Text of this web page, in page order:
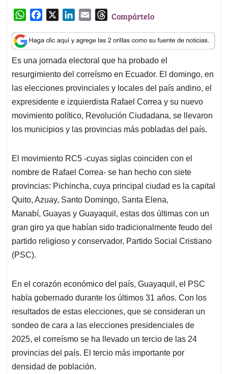
W
a
t
s
A
p
p
c
e
b
o
o
k
n
k
e
d
I
n
a
i
l
T
r
e
a
d
s
Compártelo
Es una jornada electoral que ha probado el
resurgimiento del correísmo en Ecuador. El domingo, en
las elecciones provinciales y locales del país andino, el
expresidente e izquierdista Rafael Correa y su nuevo
movimiento político, Revolución Ciudadana, se llevaron
los municipios y las provincias más pobladas del país.
El movimiento RC5 -cuyas siglas coinciden con el
nombre de Rafael Correa- se han hecho con siete
provincias: Pichincha, cuya principal ciudad es la capital
Quito, Azuay, Santo Domingo, Santa Elena,
Manabí, Guayas y Guayaquil, estas dos últimas con un
gran giro ya que habían sido tradicionalmente feudo del
partido religioso y conservador, Partido Social Cristiano
(PSC).
En el corazón económico del país, Guayaquil, el PSC
había gobernado durante los últimos 31 años. Con los
resultados de estas elecciones, que se consideran un
sondeo de cara a las elecciones presidenciales de
2025, el correísmo se ha llevado un tercio de las 24
provincias del país. El tercio más importante por
densidad de población.